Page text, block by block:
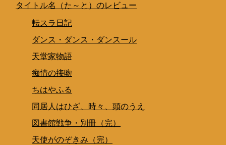
タイトル名（た～と）のレビュー
転スラ日記
ダンス・ダンス・ダンスール
天堂家物語
痴情の接吻
ちはやふる
同居人はひざ、時々、頭のうえ
図書館戦争・別冊（完）
天使がのぞきみ（完）